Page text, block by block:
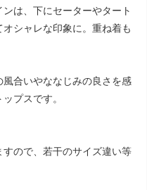
は、下にセーターやタート
シャレな印象に。重ね着も
合いやななじみの良さを感
プスです。
ので、若干のサイズ違い等